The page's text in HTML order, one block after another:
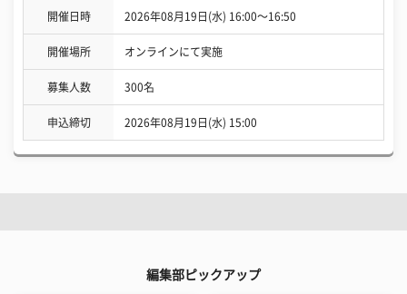
開催日時 2026年08月19日(水) 16:00〜16:50
開催場所 オンラインにて実施
募集人数 300名
申込締切 2026年08月19日(水) 15:00
編集部ピックアップ